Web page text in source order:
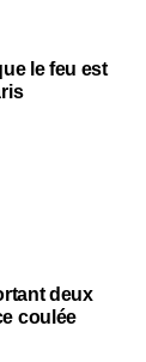
le feu est
deux
coulée